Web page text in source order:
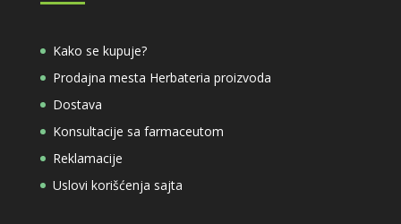
Kako se kupuje?
Prodajna mesta Herbateria proizvoda
Dostava
Konsultacije sa farmaceutom
Reklamacije
Uslovi korišćenja sajta